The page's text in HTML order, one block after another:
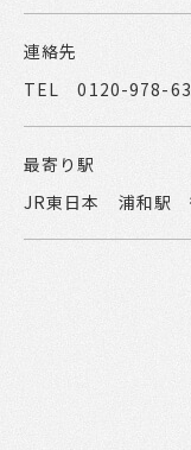
連絡先
TEL 0120-978-
最寄り駅
JR東日本 浦和駅